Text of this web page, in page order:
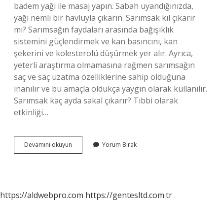
badem yağı ile masaj yapın. Sabah uyandığınızda,
yağı nemli bir havluyla çıkarın. Sarımsak kıl çıkarır
mı? Sarımsağın faydaları arasında bağışıklık
sistemini güçlendirmek ve kan basıncını, kan
şekerini ve kolesterolü düşürmek yer alır. Ayrıca,
yeterli araştırma olmamasına rağmen sarımsağın
saç ve saç uzatma özelliklerine sahip olduğuna
inanılır ve bu amaçla oldukça yaygın olarak kullanılır.
Sarımsak kaç ayda sakal çıkarır? Tıbbi olarak
etkinliği…
Devamını okuyun Sarımsak
Bıyık
Yorum Bırak
https://aldwebpro.com https://gentesltd.com.tr